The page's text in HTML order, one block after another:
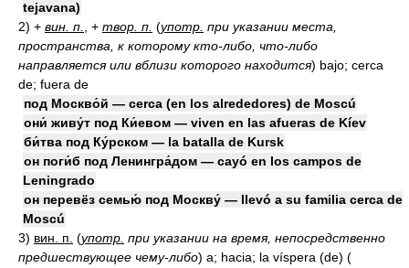
tejavana)
2) + вин. п. , + твор. п. (употр. при указании места,
пространства, к которому кто-либо, что-либо
направляется или вблизи которого находится) bajo; cerca
de; fuera de
под Москво́й — cerca (en los alrededores) de Moscú
они́ живу́т под Ки́евом — viven en las afueras de Kíev
би́тва под Ку́рском — la batalla de Kursk
он поги́б под Ленингра́дом — cayó en los campos de
Leningrado
он перевёз семью́ под Москву́ — llevó a su familia cerca de
Moscú
3) вин. п. (употр. при указании на время, непосредственно
предшествующее чему-либо) a; hacia; la víspera (de) (